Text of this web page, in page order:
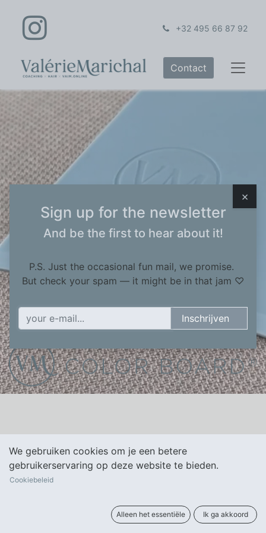
+32 495 66 87 92
Contact
_________________
DESIGN BY
×
Sign up for the newsletter
And be the first to hear about it!
P.S. Just the occasional fun mail, we promise.
But check your spam — it might be in that jam ♡​
Inschrijven
We gebruiken cookies om je een betere
gebruikerservaring op deze website te bieden.
Cookiebeleid
Alleen het essentiële Ik ga akkoord